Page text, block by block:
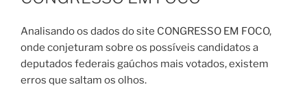
Analisando os dados do site CONGRESSO EM FOCO,
onde conjeturam sobre os possíveis candidatos a
deputados federais gaúchos mais votados, existem
erros que saltam os olhos.